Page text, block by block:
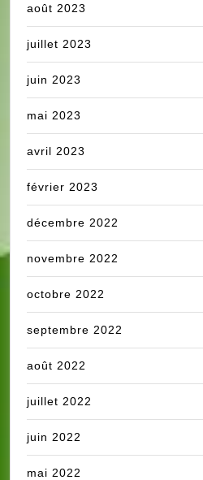
août 2023
juillet 2023
juin 2023
mai 2023
avril 2023
février 2023
décembre 2022
novembre 2022
octobre 2022
septembre 2022
août 2022
juillet 2022
juin 2022
mai 2022